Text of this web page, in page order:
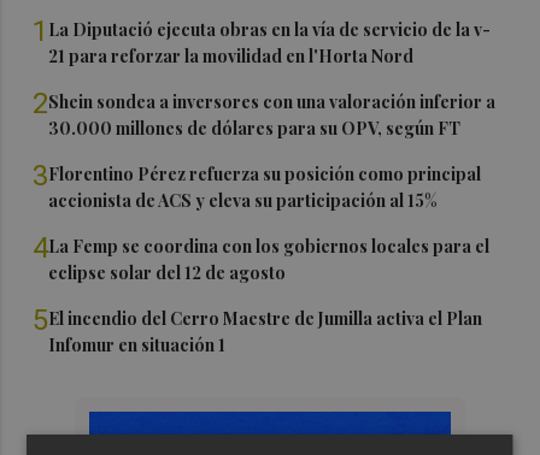
1 La Diputació ejecuta obras en la vía de servicio de la v-
21 para reforzar la movilidad en l'Horta Nord
2Shein sondea a inversores con una valoración inferior a
30.000 millones de dólares para su OPV, según FT
3Florentino Pérez refuerza su posición como principal
accionista de ACS y eleva su participación al 15%
4La Femp se coordina con los gobiernos locales para el
eclipse solar del 12 de agosto
5El incendio del Cerro Maestre de Jumilla activa el Plan
Infomur en situación 1